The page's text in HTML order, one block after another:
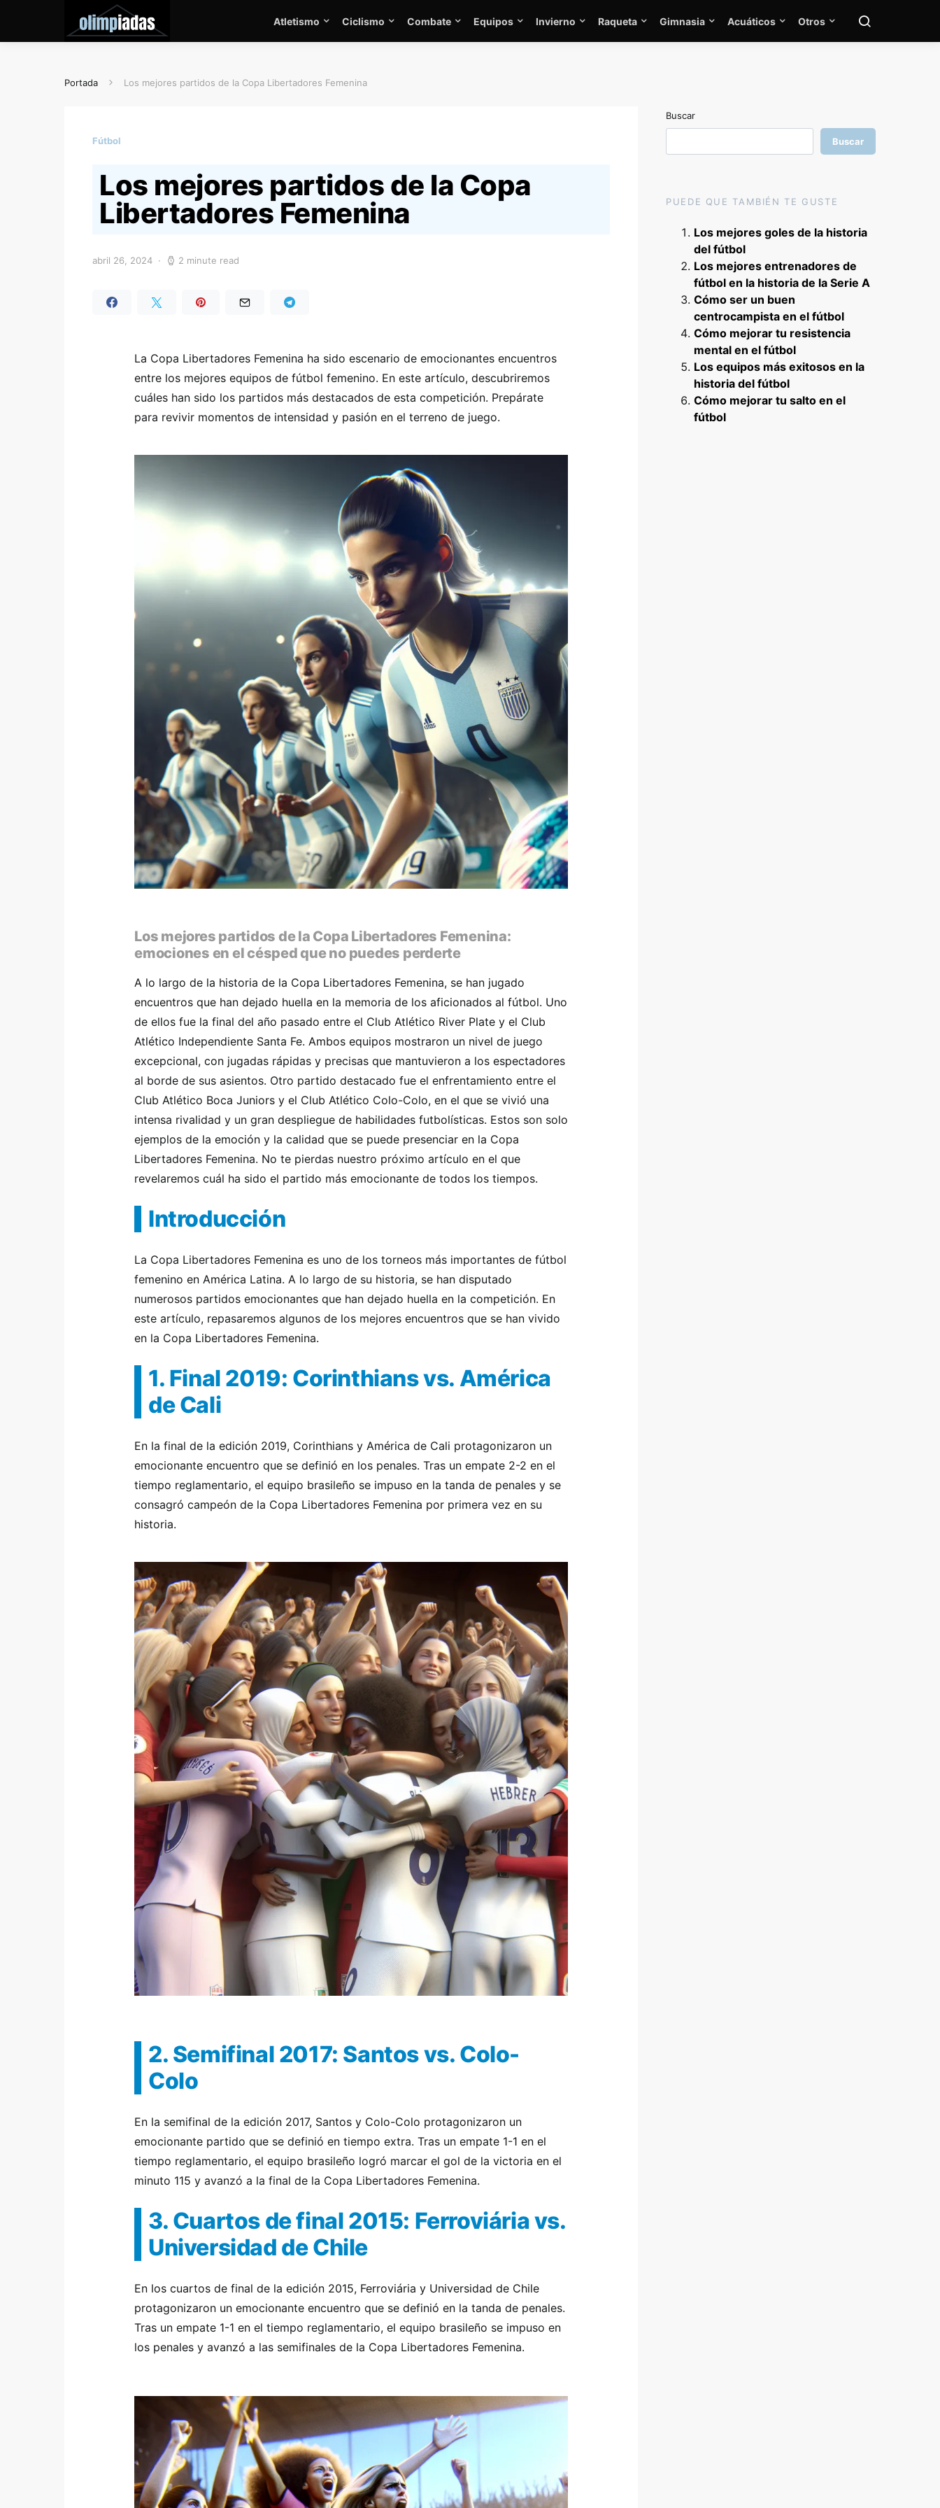
Atletismo Ciclismo Combate Equipos Invierno Raqueta Gimnasia Acuáticos Otros
Portada Los mejores partidos de la Copa Libertadores Femenina
Fútbol
Los mejores partidos de la Copa
Libertadores Femenina
abril 26, 2024 2 minute read
La Copa Libertadores Femenina ha sido escenario de emocionantes encuentros
entre los mejores equipos de fútbol femenino. En este artículo, descubriremos
cuáles han sido los partidos más destacados de esta competición. Prepárate
para revivir momentos de intensidad y pasión en el terreno de juego.
Los mejores partidos de la Copa Libertadores Femenina:
emociones en el césped que no puedes perderte
A lo largo de la historia de la Copa Libertadores Femenina, se han jugado
encuentros que han dejado huella en la memoria de los aficionados al fútbol. Uno
de ellos fue la final del año pasado entre el Club Atlético River Plate y el Club
Atlético Independiente Santa Fe. Ambos equipos mostraron un nivel de juego
excepcional, con jugadas rápidas y precisas que mantuvieron a los espectadores
al borde de sus asientos. Otro partido destacado fue el enfrentamiento entre el
Club Atlético Boca Juniors y el Club Atlético Colo-Colo, en el que se vivió una
intensa rivalidad y un gran despliegue de habilidades futbolísticas. Estos son solo
ejemplos de la emoción y la calidad que se puede presenciar en la Copa
Libertadores Femenina. No te pierdas nuestro próximo artículo en el que
revelaremos cuál ha sido el partido más emocionante de todos los tiempos.
Introducción
La Copa Libertadores Femenina es uno de los torneos más importantes de fútbol
femenino en América Latina. A lo largo de su historia, se han disputado
numerosos partidos emocionantes que han dejado huella en la competición. En
este artículo, repasaremos algunos de los mejores encuentros que se han vivido
en la Copa Libertadores Femenina.
1. Final 2019: Corinthians vs. América
de Cali
En la final de la edición 2019, Corinthians y América de Cali protagonizaron un
emocionante encuentro que se definió en los penales. Tras un empate 2-2 en el
tiempo reglamentario, el equipo brasileño se impuso en la tanda de penales y se
consagró campeón de la Copa Libertadores Femenina por primera vez en su
historia.
2. Semifinal 2017: Santos vs. Colo-
Colo
En la semifinal de la edición 2017, Santos y Colo-Colo protagonizaron un
emocionante partido que se definió en tiempo extra. Tras un empate 1-1 en el
tiempo reglamentario, el equipo brasileño logró marcar el gol de la victoria en el
minuto 115 y avanzó a la final de la Copa Libertadores Femenina.
3. Cuartos de final 2015: Ferroviária vs.
Universidad de Chile
En los cuartos de final de la edición 2015, Ferroviária y Universidad de Chile
protagonizaron un emocionante encuentro que se definió en la tanda de penales.
Tras un empate 1-1 en el tiempo reglamentario, el equipo brasileño se impuso en
los penales y avanzó a las semifinales de la Copa Libertadores Femenina.
Buscar
Buscar
PUEDE QUE TAMBIÉN TE GUSTE
Los mejores goles de la historia
del fútbol
Los mejores entrenadores de
fútbol en la historia de la Serie A
Cómo ser un buen
centrocampista en el fútbol
Cómo mejorar tu resistencia
mental en el fútbol
Los equipos más exitosos en la
historia del fútbol
Cómo mejorar tu salto en el
fútbol